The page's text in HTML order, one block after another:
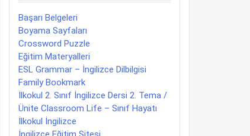
Başarı Belgeleri
Boyama Sayfaları
Crossword Puzzle
Eğitim Materyalleri
ESL Grammar – İngilizce Dilbilgisi
Family Bookmark
İlkokul 2. Sınıf İngilizce Dersi 2. Tema /
Ünite Classroom Life – Sınıf Hayatı
İlkokul İngilizce